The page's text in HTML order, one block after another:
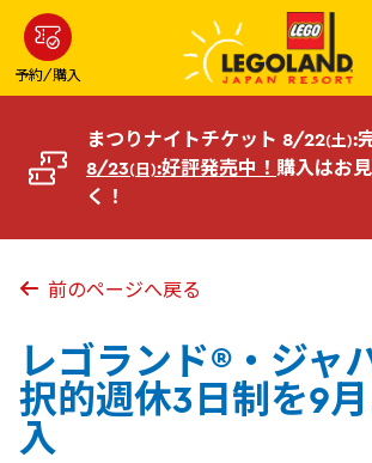
ン
コ
へ
予約/購入
まつりナイトチケット 8/22(土):
8/23(日):好評発売中！ 購入はお
く！
前のページへ戻る
レゴランド®・ジャ
択的週休3日制を9
入